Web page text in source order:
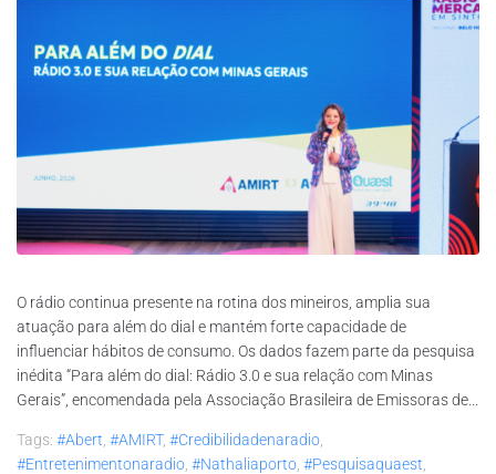
O rádio continua presente na rotina dos mineiros, amplia sua
atuação para além do dial e mantém forte capacidade de
influenciar hábitos de consumo. Os dados fazem parte da pesquisa
inédita “Para além do dial: Rádio 3.0 e sua relação com Minas
Gerais”, encomendada pela Associação Brasileira de Emissoras de...
Tags: #abert #AMIRT, #credibilidadenaradio
#entretenimentonaradio #nathaliaporto #pesquisaquaest